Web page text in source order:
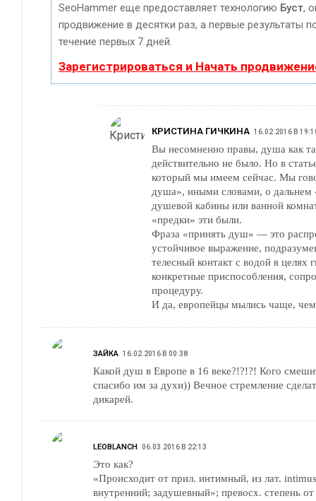
SeoHammer еще предоставляет технологию Буст,
продвижение в десятки раз, а первые результаты
течение первых 7 дней.
Зарегистрироваться и Начать
КРИСТИНА ГИЧКИНА 16.02.2016 В
Вы несомненно правы, душа как
действительно не было. Но в
который мы имеем сейчас. Мы
душа», иными словами, о дальнем
душевой кабины или ванной
«предки» эти были.
Фраза «принять душ» — это
устойчивое выражение,
телесный контакт с водой в целях
конкретные приспособления,
процедуру.
И да, европейцы мылись чаще,
ЗАЙКА 16.02.2016 В 00:38
Какой душ в Европе в 16 веке?!?!?! Кого
спасибо им за духи)) Вечное стремление
дикарей.
LEOBLANCH 06.03.2016 В 22:13
Это как?
«Происходит от прил. интимный, из лат.
внутренний; задушевный»; превосх. степень